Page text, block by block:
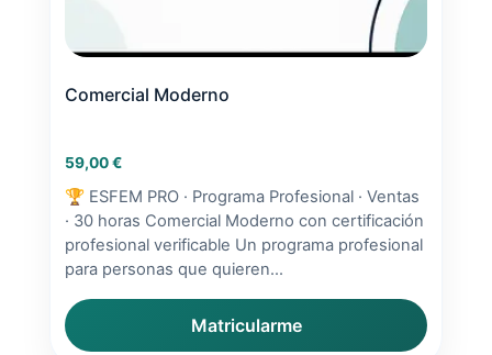
Comercial Moderno
59,00€
🏆 ESFEM PRO · Programa Profesional · Ventas
· 30 horas Comercial Moderno con certificación
profesional verificable Un programa profesional
para personas que quieren...
Matricularme